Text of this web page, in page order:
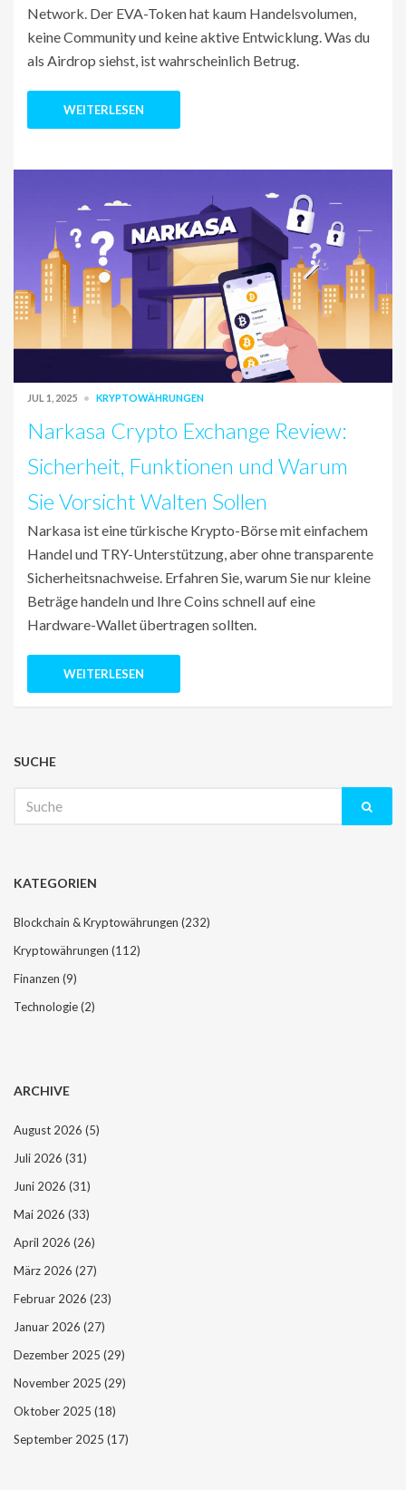
Network. Der EVA-Token hat kaum Handelsvolumen,
keine Community und keine aktive Entwicklung. Was du
als Airdrop siehst, ist wahrscheinlich Betrug.
WEITERLESEN
JUL 1, 2025 KRYPTOWÄHRUNGEN
Narkasa Crypto Exchange Review:
Sicherheit, Funktionen und Warum
Sie Vorsicht Walten Sollen
Narkasa ist eine türkische Krypto-Börse mit einfachem
Handel und TRY-Unterstützung, aber ohne transparente
Sicherheitsnachweise. Erfahren Sie, warum Sie nur kleine
Beträge handeln und Ihre Coins schnell auf eine
Hardware-Wallet übertragen sollten.
WEITERLESEN
SUCHE
nach:
KATEGORIEN
Blockchain & Kryptowährungen (232)
Kryptowährungen (112)
Finanzen (9)
Technologie(2)
ARCHIVE
August 2026 (5)
Juli 2026 (31)
Juni 2026 (31)
Mai 2026 (33)
April 2026 (26)
März 2026 (27)
Februar 2026 (23)
Januar 2026 (27)
Dezember 2025 (29)
November 2025 (29)
Oktober 2025 (18)
September 2025 (17)